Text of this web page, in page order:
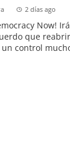
2 días ago
Now!
que
control